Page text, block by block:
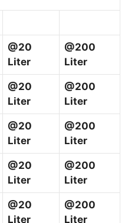
@20
Liter
@200
Liter
@20
Liter
@200
Liter
@20
Liter
@200
Liter
@20
Liter
@200
Liter
@20
Liter
@200
Liter